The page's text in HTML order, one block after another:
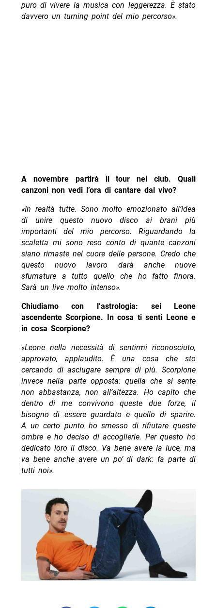
puro di vivere la musica con leggerezza. È stato
davvero un turning point del mio percorso».
A novembre partirà il tour nei club. Quali
canzoni non vedi l’ora di cantare dal vivo?
«In realtà tutte. Sono molto emozionato all’idea
di unire questo nuovo disco ai brani più
importanti del mio percorso. Riguardando la
scaletta mi sono reso conto di quante canzoni
siano rimaste nel cuore delle persone. Credo che
questo nuovo lavoro darà anche nuove
sfumature a tutto quello che ho fatto finora.
Sarà un live molto intenso».
Chiudiamo con l’astrologia: sei Leone
ascendente Scorpione. In cosa ti senti Leone e
in cosa Scorpione?
«Leone nella necessità di sentirmi riconosciuto,
approvato, applaudito. È una cosa che sto
cercando di asciugare sempre di più. Scorpione
invece nella parte opposta: quella che si sente
non abbastanza, non all’altezza. Ho capito che
dentro di me convivono queste due forze, il
bisogno di essere guardato e quello di sparire.
A un certo punto ho smesso di rifiutare queste
ombre e ho deciso di accoglierle. Per questo ho
dedicato loro il disco. Va bene avere la luce, ma
va bene anche avere un po’ di dark: fa parte di
tutti noi».